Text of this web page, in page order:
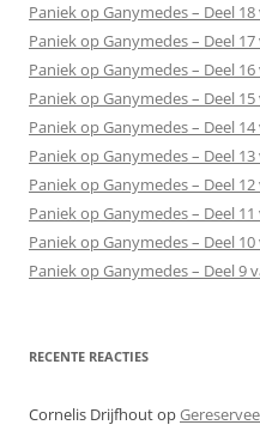
Paniek op Ganymedes – Deel 18
Paniek op Ganymedes – Deel 17
Paniek op Ganymedes – Deel 16
Paniek op Ganymedes – Deel 15
Paniek op Ganymedes – Deel 14
Paniek op Ganymedes – Deel 13
Paniek op Ganymedes – Deel 12
Paniek op Ganymedes – Deel 11
Paniek op Ganymedes – Deel 10
Paniek op Ganymedes – Deel 9
RECENTE REACTIES
Cornelis Drijfhoutop